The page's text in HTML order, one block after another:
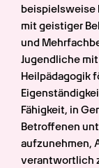
beispielsweise
mit geistiger
und
Jugendliche
Heilpädagogik
Fähigkeit, in
Betroffenen
aufzunehmen,
verantwortlich